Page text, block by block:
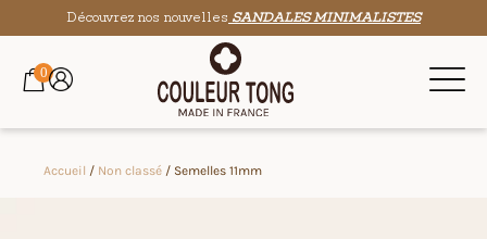
Découvrez nos nouvelles SANDALES MINIMALISTES
0
Accueil / Non classé / Semelles 11mm